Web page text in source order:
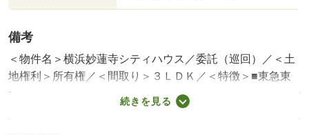
備考
＜物件名＞横浜妙蓮寺シティハウス／委託（巡回）／＜土
地権利＞所有権／＜間取り＞３ＬＤＫ／＜特徴＞■東急東
横線「妙蓮寺」駅徒歩１０分！ペットと暮らせるリフォー
ム住宅、即引渡可・２沿線以上利用可・スーパー 徒歩１
続きを見る